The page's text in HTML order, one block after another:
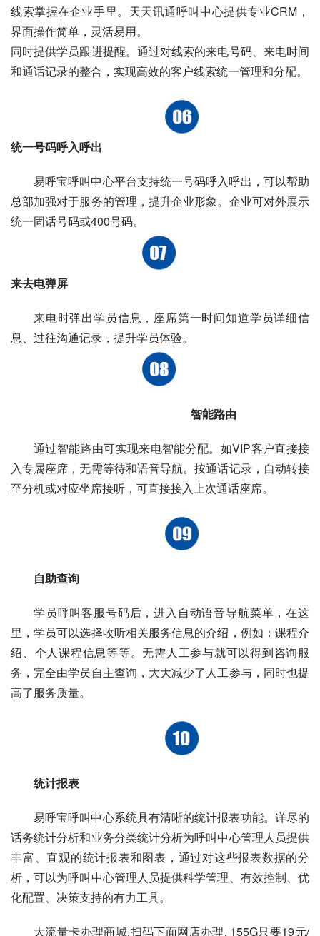
线索掌握在企业手里。天天讯通呼叫中心提供专业CRM，
界面操作简单，灵活易用。
同时提供学员跟进提醒。通过对线索的来电号码、来电时间
和通话记录的整合，实现高效的客户线索统一管理和分配。
统一号码呼入呼出
易呼宝呼叫中心平台支持统一号码呼入呼出，可以帮助
总部加强对于服务的管理，提升企业形象。企业可对外展示
统一固话号码或400号码。
来去电弹屏
来电时弹出学员信息，座席第一时间知道学员详细信
息、过往沟通记录，提升学员体验。
智能路由
通过智能路由可实现来电智能分配。如VIP客户直接接
入专属座席，无需等待和语音导航。按通话记录，自动转接
至分机或对应坐席接听，可直接接入上次通话座席。
自助查询
学员呼叫客服号码后，进入自动语音导航菜单，在这
里，学员可以选择收听相关服务信息的介绍，例如：课程介
绍、个人课程信息等等。无需人工参与就可以得到咨询服
务，完全由学员自主查询，大大减少了人工参与，同时也提
高了服务质量。
统计报表
易呼宝呼叫中心系统具有清晰的统计报表功能。详尽的
话务统计分析和业务分类统计分析为呼叫中心管理人员提供
丰富、直观的统计报表和图表，通过对这些报表数据的分
析，可以为呼叫中心管理人员提供科学管理、有效控制、优
化配置、决策支持的有力工具。
大流量卡办理商城,扫码下面网店办理, 155G只要19元/